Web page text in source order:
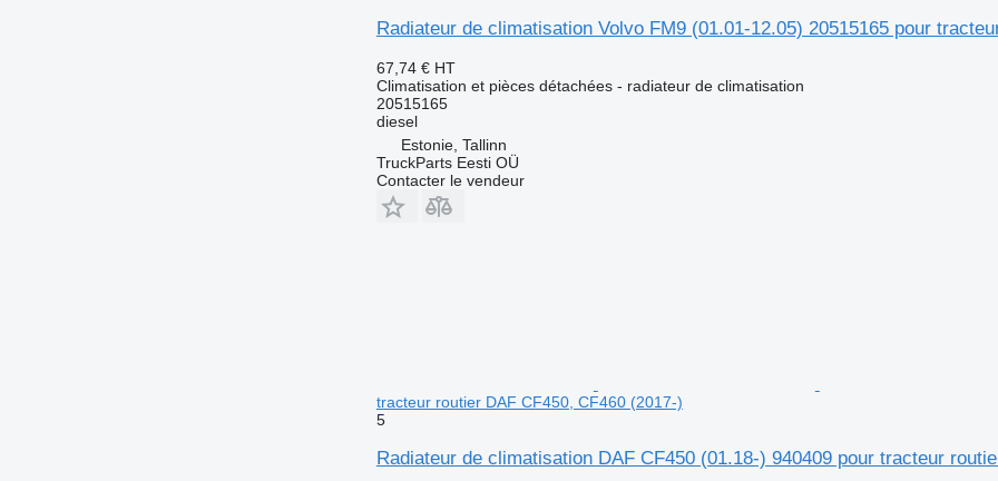
Radiateur de climatisation Volvo FM9 (01.01-12.05) 20515165 pour
67,74 € HT
Climatisation et pièces détachées - radiateur de climatisation
20515165
diesel
Estonie, Tallinn
TruckParts Eesti OÜ
Contacter le vendeur
tracteur routier DAF CF450, CF460 (2017-)
5
Radiateur de climatisation DAF CF450 (01.18-) 940409 pour tracteur